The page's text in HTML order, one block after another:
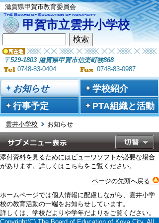
滋賀県甲賀市教育委員会
甲賀市立雲井小学校
〒529-1803 滋賀県甲賀市信楽町牧868
0748-83-0404
0748-83-0987
お知らせ
学校紹介
行事予定
PTA組織と活動
雲井小学校 お知らせ
添付資料を見るためにはビューワソフトが必要な場合
があります。詳しくはこちらをご覧ください。
ページの先頭へ戻る
ホームページでは個人情報に配慮しながら、雲井小学
校の教育活動の一端をお知らせしています。
詳しくは、学校だよりや学年だよりをご覧ください。